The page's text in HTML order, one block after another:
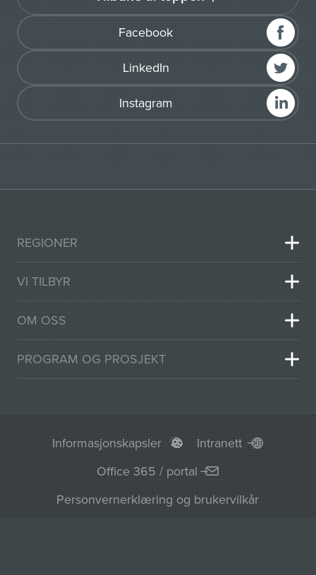
Facebook
LinkedIn
Instagram
REGIONER
VI TILBYR
OM OSS
PROGRAM OG PROSJEKT
Informasjonskapsler
Intranett
Office 365 / portal
Personvernerklæring og brukervilkår